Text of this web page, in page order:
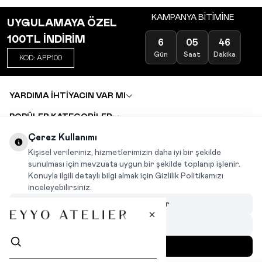
UYGULAMAYA ÖZEL
100TL İNDİRİM
KOD: APP100
KAMPANYA BİTİMİNE
6
Gün
05
Saat
46
Dakika
YARDIMA İHTİYACIN VAR MI
POPÜLER KATEGORİLER
DEĞİŞİM VE İADE TALEBİ
KARIYER
INSTAGRAM
Çerez Kullanımı
Kişisel verileriniz, hizmetlerimizin daha iyi bir şekilde
sunulması için mevzuata uygun bir şekilde toplanıp işlenir.
Konuyla ilgili detaylı bilgi almak için Gizlilik Politikamızı
inceleyebilirsiniz.
Çerezleri Özelleştir